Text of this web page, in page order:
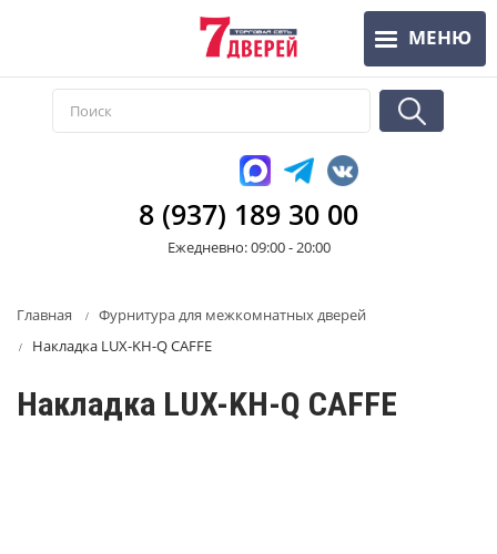
содержанию
МЕНЮ
8 (937) 189 30 00
Ежедневно: 09:00 - 20:00
Главная
Фурнитура для межкомнатных дверей
Накладка LUX-KH-Q CAFFE
Накладка LUX-KH-Q CAFFE